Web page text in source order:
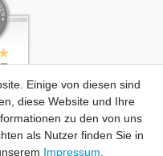
Einige von diesen sind
diese Website und Ihre
zu den von uns
als Nutzer finden Sie in
Impressum